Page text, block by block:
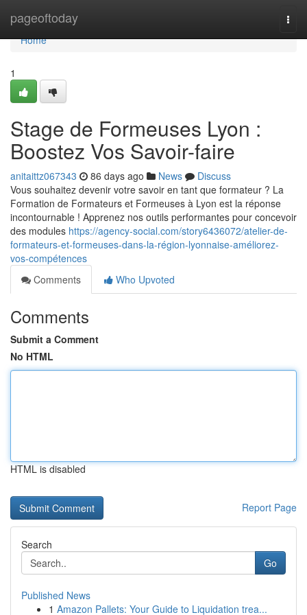
pageoftoday
Home
Home
1
Stage de Formeuses Lyon :
Boostez Vos Savoir-faire
anitaittz067343 86 days ago News
Discuss
Vous souhaitez devenir votre savoir en tant que formateur ? La
Formation de Formateurs et Formeuses à Lyon est la réponse
incontournable ! Apprenez nos outils performantes pour concevoir
des modules https://agency-social.com/story6436072/atelier-de-
formateurs-et-formeuses-dans-la-région-lyonnaise-améliorez-
vos-compétences
Comments
Who Upvoted
Comments
Submit a Comment
No HTML
HTML is disabled
Report Page
Search
Go
Published News
1 Amazon Pallets: Your Guide to Liquidation trea...